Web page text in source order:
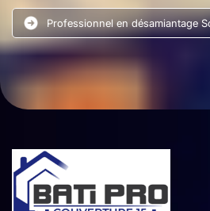
Professionnel en désamiantage